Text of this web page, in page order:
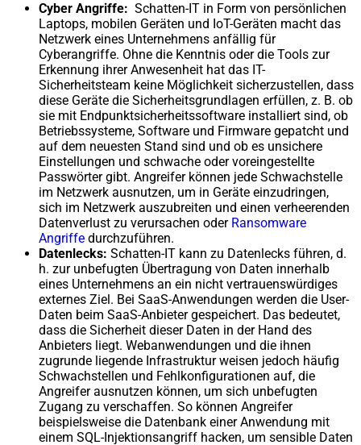
Cyber Angriffe: Schatten-IT in Form von persönlichen
Laptops, mobilen Geräten und IoT-Geräten macht das
Netzwerk eines Unternehmens anfällig für
Cyberangriffe. Ohne die Kenntnis oder die Tools zur
Erkennung ihrer Anwesenheit hat das IT-
Sicherheitsteam keine Möglichkeit sicherzustellen, dass
diese Geräte die Sicherheitsgrundlagen erfüllen, z. B. ob
sie mit Endpunktsicherheitssoftware installiert sind, ob
Betriebssysteme, Software und Firmware gepatcht und
auf dem neuesten Stand sind und ob es unsichere
Einstellungen und schwache oder voreingestellte
Passwörter gibt. Angreifer können jede Schwachstelle
im Netzwerk ausnutzen, um in Geräte einzudringen,
sich im Netzwerk auszubreiten und einen verheerenden
Datenverlust zu verursachen oder Ransomware
Angriffe durchzuführen.
Datenlecks: Schatten-IT kann zu Datenlecks führen, d.
h. zur unbefugten Übertragung von Daten innerhalb
eines Unternehmens an ein nicht vertrauenswürdiges
externes Ziel. Bei SaaS-Anwendungen werden die User-
Daten beim SaaS-Anbieter gespeichert. Das bedeutet,
dass die Sicherheit dieser Daten in der Hand des
Anbieters liegt. Webanwendungen und die ihnen
zugrunde liegende Infrastruktur weisen jedoch häufig
Schwachstellen und Fehlkonfigurationen auf, die
Angreifer ausnutzen können, um sich unbefugten
Zugang zu verschaffen. So können Angreifer
beispielsweise die Datenbank einer Anwendung mit
einem SQL-Injektionsangriff hacken, um sensible Daten